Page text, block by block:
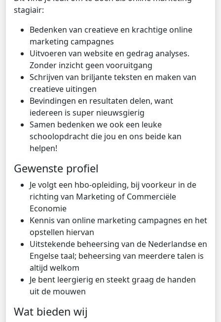
stagiair:
Bedenken van creatieve en krachtige online
marketing campagnes
Uitvoeren van website en gedrag analyses.
Zonder inzicht geen vooruitgang
Schrijven van briljante teksten en maken van
creatieve uitingen
Bevindingen en resultaten delen, want
iedereen is super nieuwsgierig
Samen bedenken we ook een leuke
schoolopdracht die jou en ons beide kan
helpen!
Gewenste profiel
Je volgt een hbo-opleiding, bij voorkeur in de
richting van Marketing of Commerciële
Economie
Kennis van online marketing campagnes en het
opstellen hiervan
Uitstekende beheersing van de Nederlandse en
Engelse taal; beheersing van meerdere talen is
altijd welkom
Je bent leergierig en steekt graag de handen
uit de mouwen
Wat bieden wij